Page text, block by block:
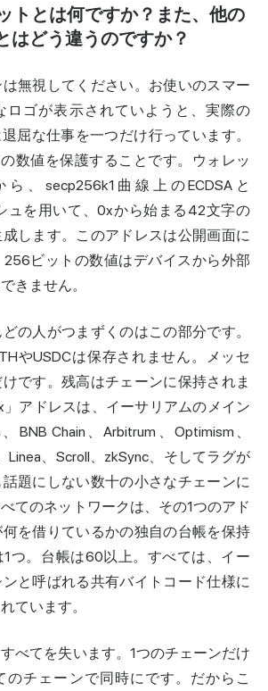
トとは何ですか？また、他の
はどう違うのですか？
無視してください。お使いのスマー
ロゴが表示されていようと、実際の
屈な仕事を一つだけ行っています。
数値を保護することです。ウォレッ
、secp256k1曲線上のECDSAと
ュを用いて、0xから始まる42文字の
します。このアドレスは公開画面に
ビットの数値はデバイスから外部
きません。
の人がつまずくのはこの部分です。
やUSDCは保存されません。メッセ
です。残高はチェーンに保持されま
アドレスは、イーサリアムのメイン
BNB Chain、Arbitrum、Optimism、
Linea、Scroll、zkSync、そしてラグが
題にしない数十の小さなチェーンに
てのネットワークは、その1つのアド
を借りているかの独自の台帳を保持
1つ。台帳は60以上。すべては、イー
と呼ばれる共有バイトコード仕様に
ています。
べてを失います。1つのチェーンだけ
のチェーンで同時にです。だからこ